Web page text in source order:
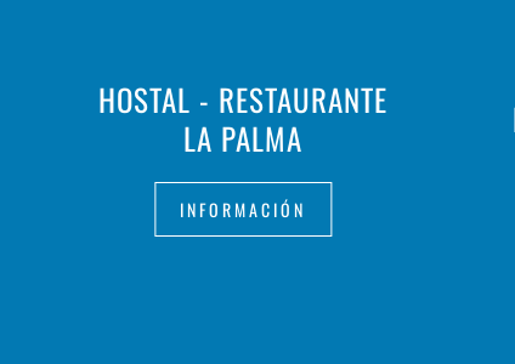
HOSTAL - RESTAURANTE
LA PALMA
INFORMACIÓN